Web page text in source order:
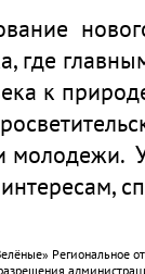
где
к
молодежи.
Региональное